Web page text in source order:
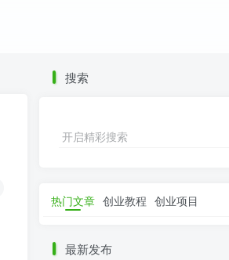
搜索
开启精彩搜索
热门文章 创业教程 创业项目
最新发布